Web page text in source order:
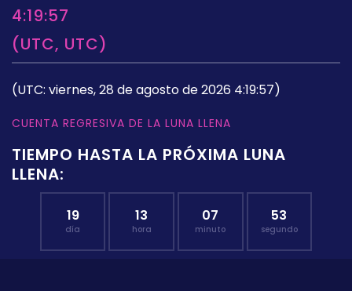
4:19:57
(UTC, UTC)
(UTC: viernes, 28 de agosto de 2026 4:19:57)
CUENTA REGRESIVA DE LA LUNA LLENA
TIEMPO HASTA LA PRÓXIMA LUNA
LLENA:
19
día
13
hora
07
minuto
52
segundo